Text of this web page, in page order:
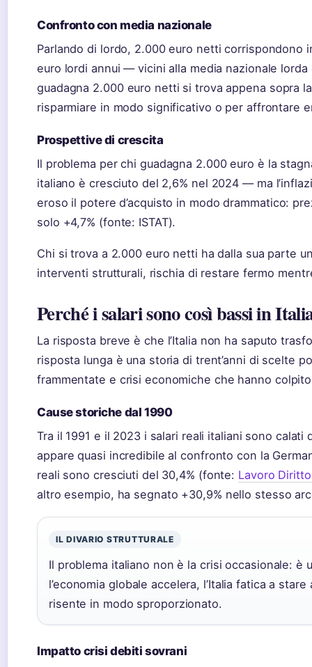
Confronto con media nazionale
Parlando di lordo, 2.000 euro netti corrispondono
euro lordi annui — vicini alla media nazionale
guadagna 2.000 euro netti si trova appena sopra
risparmiare in modo significativo o per affrontare
Prospettive di crescita
Il problema per chi guadagna 2.000 euro è la
italiano è cresciuto del 2,6% nel 2024 — ma
eroso il potere d’acquisto in modo drammatico:
solo +4,7% (fonte: ISTAT).
Chi si trova a 2.000 euro netti ha dalla sua parte
interventi strutturali, rischia di restare fermo
Perché i salari sono così bassi in
La risposta breve è che l’Italia non ha saputo
risposta lunga è una storia di trent’anni di scelte
frammentate e crisi economiche che hanno
Cause storiche dal 1990
Tra il 1991 e il 2023 i salari reali italiani sono
appare quasi incredibile al confronto con la
reali sono cresciuti del 30,4% (fonte: Lavoro
altro esempio, ha segnato +30,9% nello stesso
IL DIVARIO STRUTTURALE
Il problema italiano non è la crisi occasionale: è
l’economia globale accelera, l’Italia fatica a
risente in modo sproporzionato.
Impatto crisi debiti sovrani